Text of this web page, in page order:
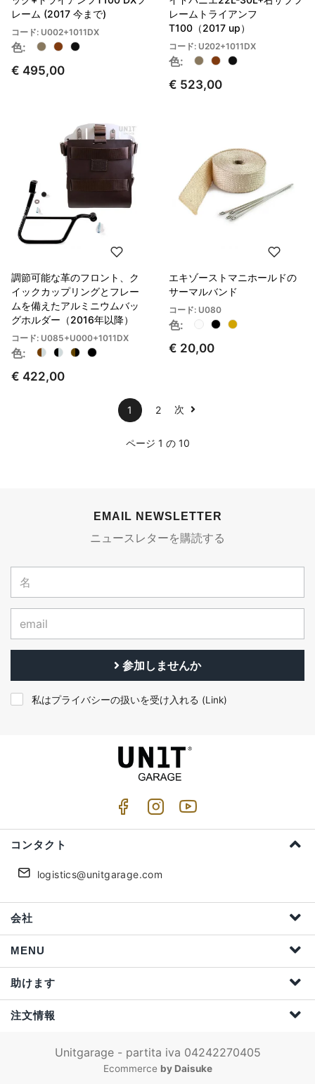
レーム (2017 今まで)
コード: U002+1011DX
色:
€ 495,00
レームトライアンフ
T100（2017 up）
コード: U202+1011DX
色:
€ 523,00
調節可能な革のフロント、ク
イックカップリングとフレー
ムを備えたアルミニウムバッ
グホルダー（2016年以降）
コード: U085+U000+1011DX
色:
€ 422,00
エキゾーストマニホールドの
サーマルバンド
コード: U080
色:
€ 20,00
1 2 次
ページ 1 の 10
EMAIL NEWSLETTER
ニュースレターを購読する
参加しませんか
私はプライバシーの扱いを受け入れる (Link)
コンタクト
logistics@unitgarage.com
会社
MENU
助けます
注文情報
Unitgarage - partita iva 04242270405
Ecommerce by Daisuke